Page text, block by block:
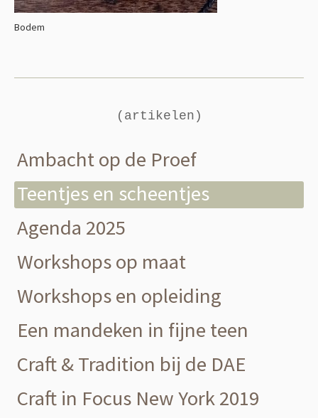
Bodem
(artikelen)
Ambacht op de Proef
Teentjes en scheentjes
Agenda 2025
Workshops op maat
Workshops en opleiding
Een mandeken in fijne teen
Craft & Tradition bij de DAE
Craft in Focus New York 2019